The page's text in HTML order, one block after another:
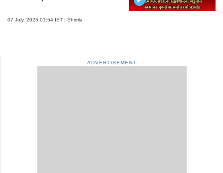
07 July, 2025 01:54 IST | Shimla
ADVERTISEMENT